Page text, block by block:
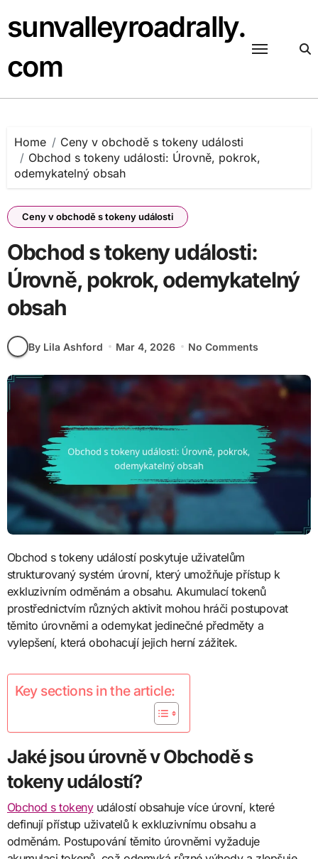
to
content
sunvalleyroadrally.
com
Home
Ceny v obchodě s tokeny události
Obchod s tokeny události: Úrovně, pokrok,
odemykatelný obsah
Ceny v obchodě s tokeny události
Obchod s tokeny události:
Úrovně, pokrok, odemykatelný
obsah
By Lila Ashford Mar 4, 2026 No Comments
Obchod s tokeny událostí poskytuje uživatelům
strukturovaný systém úrovní, který umožňuje přístup k
exkluzivním odměnám a obsahu. Akumulací tokenů
prostřednictvím různých aktivit mohou hráči postupovat
těmito úrovněmi a odemykat jedinečné předměty a
vylepšení, která obohacují jejich herní zážitek.
Key sections in the article:
Jaké jsou úrovně v Obchodě s
tokeny událostí?
Obchod s tokenyudálostí obsahuje více úrovní, které
definují přístup uživatelů k exkluzivnímu obsahu a
odměnám. Postupování těmito úrovněmi vyžaduje